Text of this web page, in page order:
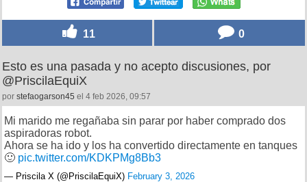
11 0
Esto es una pasada y no acepto discusiones, por
@PriscilaEquiX
por stefaogarson45 el 4 feb 2026, 09:57
Mi marido me regañaba sin parar por haber comprado dos
aspiradoras robot.
Ahora se ha ido y los ha convertido directamente en tanques
🙂 pic.twitter.com/KDKPMg8Bb3
— Priscila X (@PriscilaEquiX) February 3, 2026